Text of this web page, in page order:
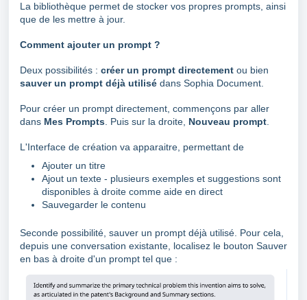
La bibliothèque permet de stocker vos propres prompts, ainsi
que de les mettre à jour.
Comment ajouter un prompt ?
Deux possibilités : créer un prompt directement ou bien
sauver un prompt déjà utilisé dans Sophia Document.
Pour créer un prompt directement, commençons par aller
dans Mes Prompts. Puis sur la droite, Nouveau prompt.
L'Interface de création va apparaitre, permettant de
Ajouter un titre
Ajout un texte - plusieurs exemples et suggestions sont
disponibles à droite comme aide en direct
Sauvegarder le contenu
Seconde possibilité, sauver un prompt déjà utilisé. Pour cela,
depuis une conversation existante, localisez le bouton Sauver
en bas à droite d'un prompt tel que :